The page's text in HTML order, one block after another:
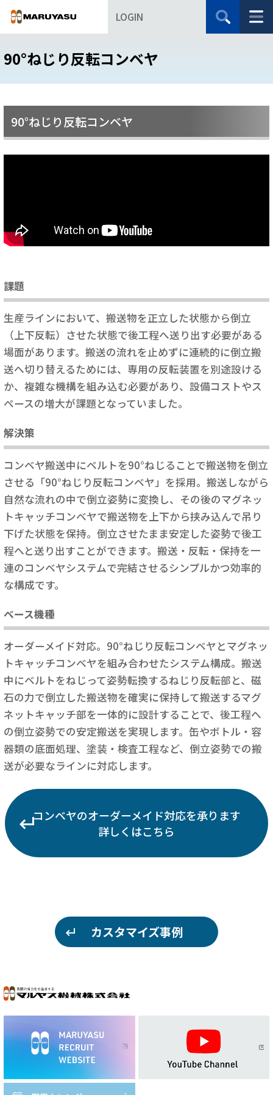
LOGIN
90°ねじり反転コンベヤ
90°ねじり反転コンベヤ
課題
生産ラインにおいて、搬送物を正立した状態から倒立
（上下反転）させた状態で後工程へ送り出す必要がある
場面があります。搬送の流れを止めずに連続的に倒立搬
送へ切り替えるためには、専用の反転装置を別途設ける
か、複雑な機構を組み込む必要があり、設備コストやス
ペースの増大が課題となっていました。
解決策
コンベヤ搬送中にベルトを90°ねじることで搬送物を倒立
させる「90°ねじり反転コンベヤ」を採用。搬送しながら
自然な流れの中で倒立姿勢に変換し、その後のマグネッ
トキャッチコンベヤで搬送物を上下から挟み込んで吊り
下げた状態を保持。倒立させたまま安定した姿勢で後工
程へと送り出すことができます。搬送・反転・保持を一
連のコンベヤシステムで完結させるシンプルかつ効率的
な構成です。
ベース機種
オーダーメイド対応。90°ねじり反転コンベヤとマグネッ
トキャッチコンベヤを組み合わせたシステム構成。搬送
中にベルトをねじって姿勢転換するねじり反転部と、磁
石の力で倒立した搬送物を確実に保持して搬送するマグ
ネットキャッチ部を一体的に設計することで、後工程へ
の倒立姿勢での安定搬送を実現します。缶やボトル・容
器類の底面処理、塗装・検査工程など、倒立姿勢での搬
送が必要なラインに対応します。
コンベヤのオーダーメイド対応を承ります
詳しくはこちら
カスタマイズ事例